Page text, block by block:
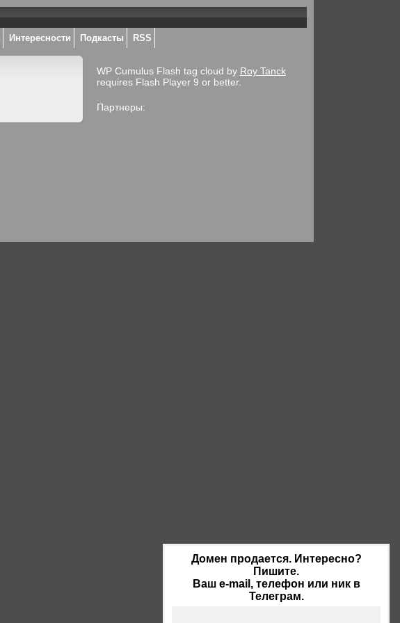
Интересности Подкасты RSS
WP Cumulus Flash tag cloud by Roy Tanck
requires Flash Player 9 or better.
Партнеры:
Домен продается. Интересно?
Пишите.
Ваш e-mail, телефон или ник в
Телеграм.